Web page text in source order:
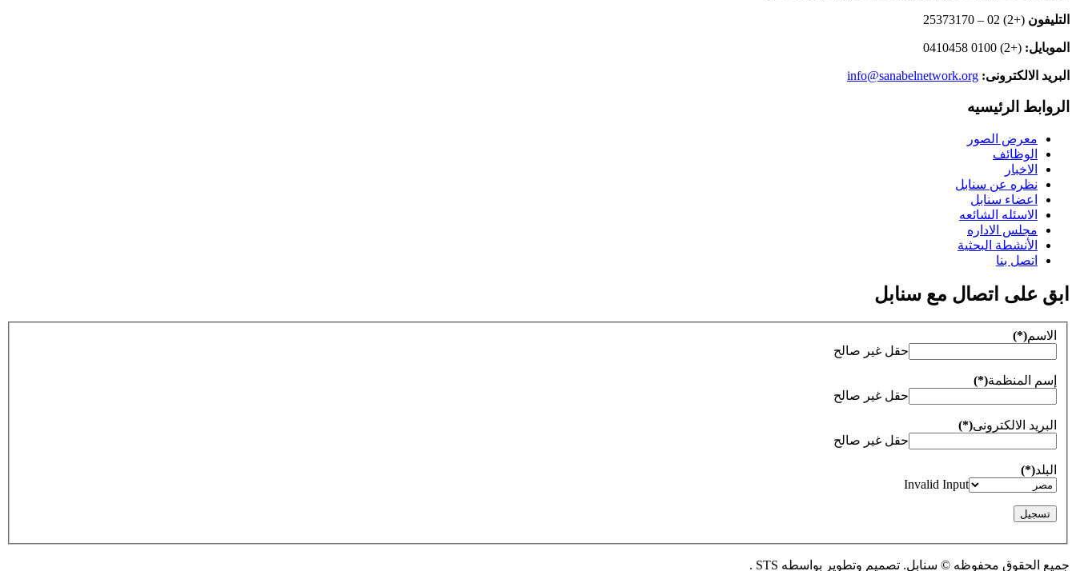
التليفون (+2) 02 – 25373170
الموبايل: (+2) 0100 0410458
البريد الالكترونى: info@sanabelnetwork.org
الروابط الرئيسيه
معرض الصور
الوظائف
الاخبار
نظره عن سنابل
اعضاء سنابل
الاسئله الشائعه
مجلس الاداره
الأنشطة البحثية
اتصل بنا
ابق على اتصال مع سنابل
الاسم(*)
حقل غير صالح
إسم المنظمة(*)
حقل غير صالح
البريد الالكترونى(*)
حقل غير صالح
البلد(*)
Invalid Input
جميع الحقوق محفوظه © سنابل. تصميم وتطوير بواسطه STS .